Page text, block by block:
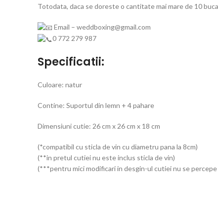
Totodata, daca se doreste o cantitate mai mare de 10
Email – weddboxing@gmail.com
0 772 279 987
Specificatii:
Culoare: natur
Contine: Suportul din lemn + 4 pahare
Dimensiuni cutie: 26 cm x 26 cm x 18 cm
(*compatibil cu sticla de vin cu diametru pana la 8cm)
(**in pretul cutiei nu este inclus sticla de vin)
(***pentru mici modificari in desgin-ul cutiei nu se